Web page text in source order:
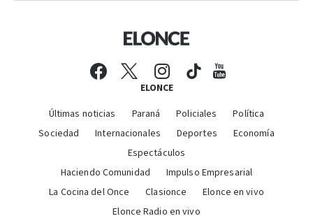
ELONCE
Últimas noticias Paraná Policiales
Política
Sociedad
Internacionales Deportes
Economía
Espectáculos
Haciendo Comunidad
Impulso Empresarial
La Cocina del Once
Clasionce
Elonce en vivo
Elonce Radio en vivo